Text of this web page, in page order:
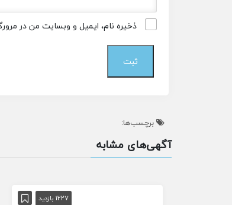
ذخیره نام، ایمیل و وبسایت من در
برچسب‌ها:
آگهی‌های مشابه
1227 بازدید